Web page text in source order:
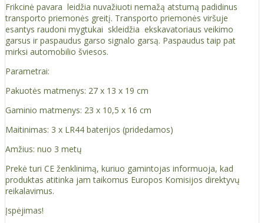
Frikcinė pavara leidžia nuvažiuoti nemažą atstumą padidinus
transporto priemonės greitį. Transporto priemonės viršuje
esantys raudoni mygtukai skleidžia ekskavatoriaus veikimo
garsus ir paspaudus garso signalo garsą. Paspaudus taip pat
mirksi automobilio šviesos.
Parametrai:
Pakuotės matmenys: 27 x 13 x 19 cm
Gaminio matmenys: 23 x 10,5 x 16 cm
Maitinimas: 3 x LR44 baterijos (pridedamos)
Amžius: nuo 3 metų
Prekė turi CE ženklinimą, kuriuo gamintojas informuoja, kad
produktas atitinka jam taikomus Europos Komisijos direktyvų
reikalavimus.
Įspėjimas!